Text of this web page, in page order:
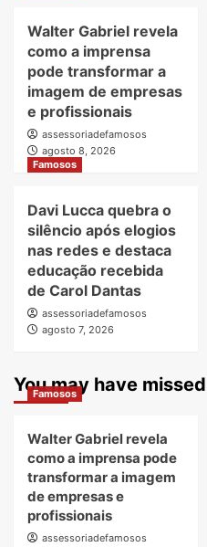
Walter Gabriel revela
como a imprensa
pode transformar a
imagem de empresas
e profissionais
assessoriadefamosos
agosto 8, 2026
Famosos
Davi Lucca quebra o
silêncio após elogios
nas redes e destaca
educação recebida
de Carol Dantas
assessoriadefamosos
agosto 7, 2026
You may have missed
Famosos
Walter Gabriel revela
como a imprensa pode
transformar a imagem
de empresas e
profissionais
assessoriadefamosos